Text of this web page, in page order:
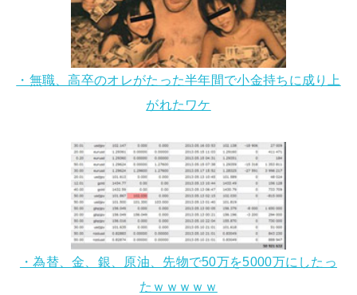
・無職、高卒のオレがたった半年間で小金持ちに成り上
がれたワケ
・為替、金、銀、原油、先物で50万を5000万にしたっ
たｗｗｗｗｗ